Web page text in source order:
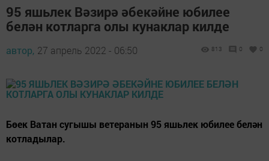
95 яшьлек Вәзирә әбекәйне юбилее
белән котларга олы кунаклар килде
автор, 27 апрель 2022 - 06:50 813 0 0
Бөек Ватан сугышы ветеранын 95 яшьлек юбилее белән
котладылар.